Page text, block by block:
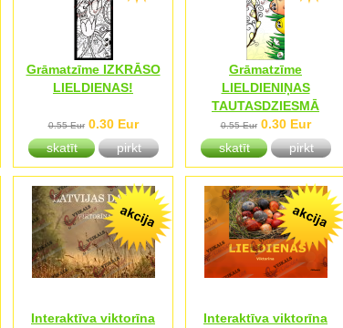
Grāmatzīme IZKRĀSO
LIELDIENAS!
Grāmatzīme
LIELDIENIŅAS
TAUTASDZIESMĀ
0.55 Eur 0.30 Eur
skatīt
pirkt
0.55 Eur 0.30 Eur
skatīt
pirkt
Interaktīva viktorīna
Interaktīva viktorīna